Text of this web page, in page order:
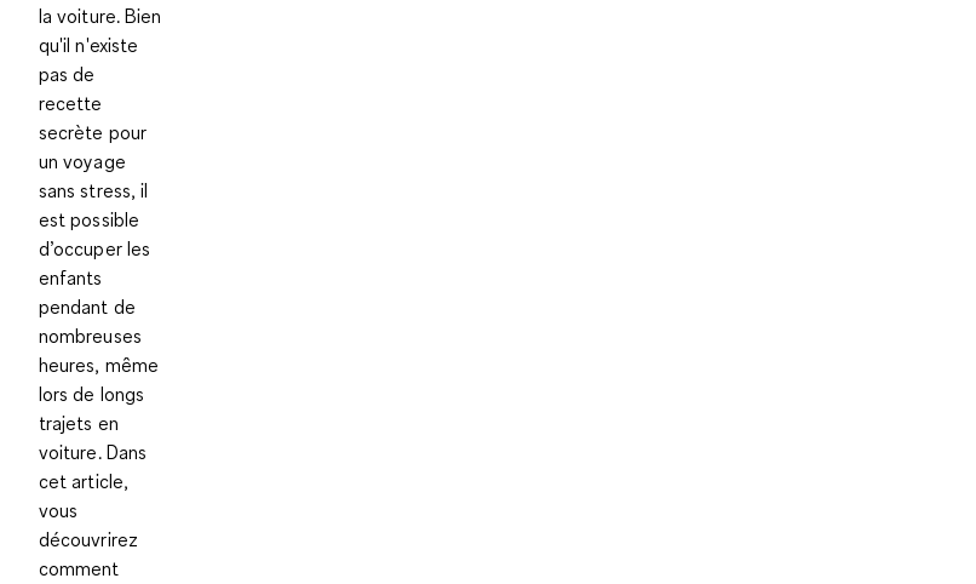
la voiture. Bien
qu'il n'existe
pas de
recette
secrète pour
unvoyage
sans stress, il
est possible
d’occuper les
enfants
pendant de
nombreuses
heures, même
lors de longs
trajets en
voiture. Dans
cet article,
vous
découvrirez
comment